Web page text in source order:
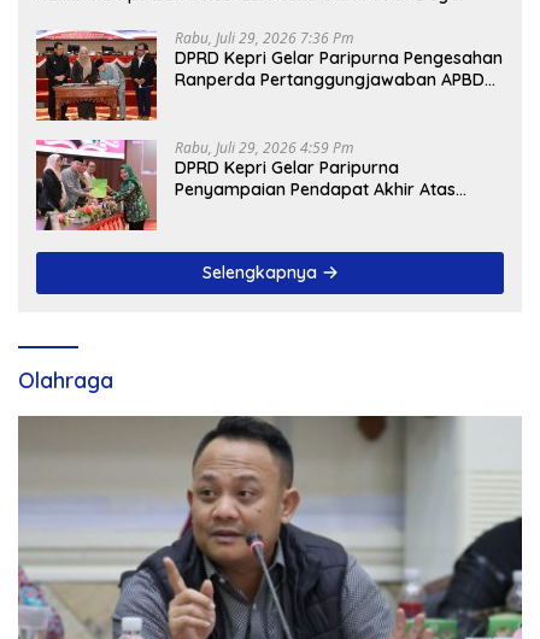
Rabu, Juli 29, 2026 7:36 Pm
DPRD Kepri Gelar Paripurna Pengesahan
Ranperda Pertanggungjawaban APBD
Rabu, Juli 29, 2026 4:59 Pm
DPRD Kepri Gelar Paripurna
Penyampaian Pendapat Akhir Atas
Selengkapnya
Olahraga